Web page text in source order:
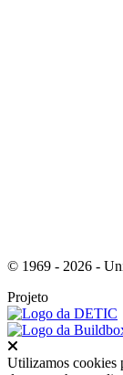
© 1969 - 2026 -
Projeto
Utilizamos cookies